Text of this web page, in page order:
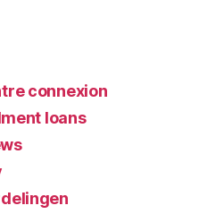
connexion
loans